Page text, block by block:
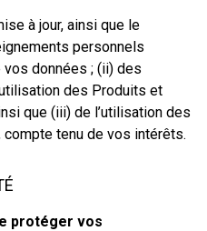
à jour, ainsi que le
personnels
vos données ; (ii) des
des Produits et
que (iii) de l’utilisation des
tenu de vos intérêts.
protéger vos